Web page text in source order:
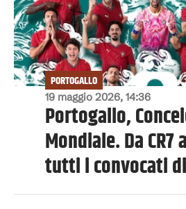
19 maggio 2026, 14:36
PORTOGALLO
Portogallo,
Mondiale. Da CR7
tutti i convocati